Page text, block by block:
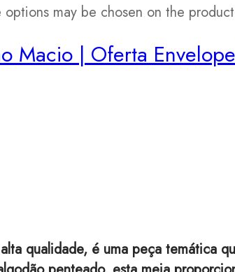
may be chosen on the
| Oferta
qualidade, é uma peça temática